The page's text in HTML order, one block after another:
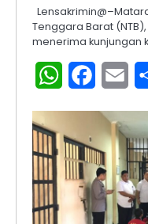
Tenggara Barat (NTB),
menerima kunjungan
WhatsApp